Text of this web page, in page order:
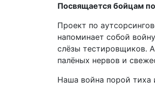
Посвящается бойцам
Проект по
напоминает собой
слёзы тестировщиков.
палёных нервов и
Наша война порой тиха